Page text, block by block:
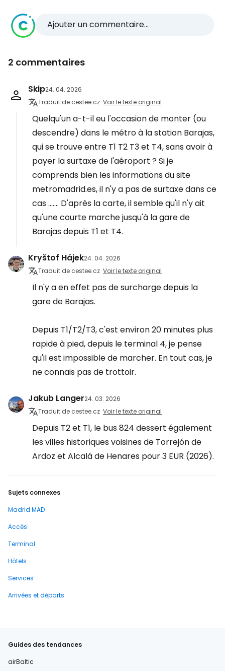
Ajouter un commentaire...
2 commentaires
Skip24. 04. 2026
Traduit de cestee.cz Voir le texte original
Quelqu'un a-t-il eu l'occasion de monter (ou
descendre) dans le métro à la station Barajas,
qui se trouve entre T1 T2 T3 et T4, sans avoir à
payer la surtaxe de l'aéroport ? Si je
comprends bien les informations du site
metromadrid.es, il n'y a pas de surtaxe dans ce
cas ....... D'après la carte, il semble qu'il n'y ait
qu'une courte marche jusqu'à la gare de
Barajas depuis T1 et T4.
Kryštof Hájek24. 04. 2026
Traduit de cestee.cz Voir le texte original
Il n'y a en effet pas de surcharge depuis la
gare de Barajas.
Depuis T1/T2/T3, c'est environ 20 minutes plus
rapide à pied, depuis le terminal 4, je pense
qu'il est impossible de marcher. En tout cas, je
ne connais pas de trottoir.
Jakub Langer24. 03. 2026
Traduit de cestee.cz Voir le texte original
Depuis T2 et T1, le bus 824 dessert également
les villes historiques voisines de Torrejón de
Ardoz et Alcalá de Henares pour 3 EUR (2026).
Sujets connexes
Madrid MAD
Accès
Terminal
Hôtels
Services
Arrivées et départs
Guides des tendances
airBaltic